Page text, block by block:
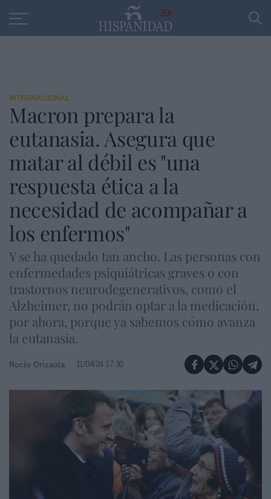
30
INTERNACIONAL
Macron prepara la
eutanasia. Asegura que
matar al débil es "una
respuesta ética a la
necesidad de acompañar a
los enfermos"
Y se ha quedado tan ancho. Las personas con
enfermedades psiquiátricas graves o con
trastornos neurodegenerativos, como el
Alzheimer, no podrán optar a la medicación,
por ahora, porque ya sabemos cómo avanza
la eutanasia.
Rocío Orizaola 11/04/24 17:30